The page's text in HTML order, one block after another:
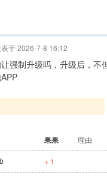
于 2026-7-8 16:12
强制升级吗，升级后，不
果果 理由
+ 1